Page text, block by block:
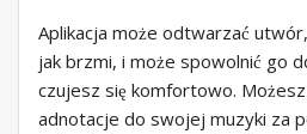
Aplikacja może odtwarzać
jak brzmi, i może spowolnić go
czujesz się komfortowo.
adnotacje do swojej muzyki za